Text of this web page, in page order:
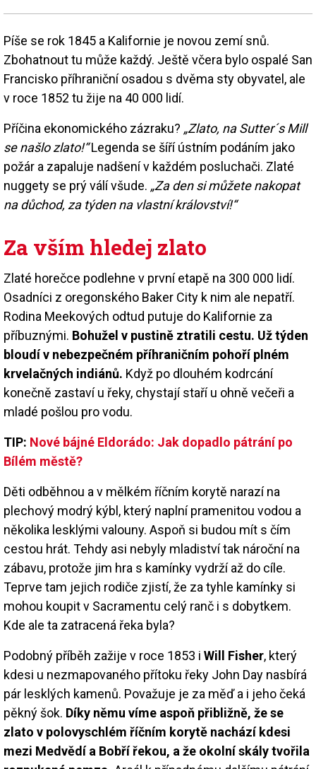
Píše se rok 1845 a Kalifornie je novou zemí snů.
Zbohatnout tu může každý. Ještě včera bylo ospalé San
Francisko příhraniční osadou s dvěma sty obyvatel, ale
v roce 1852 tu žije na 40 000 lidí.
Příčina ekonomického zázraku? „Zlato, na Sutter´s Mill
se našlo zlato!“Legenda se šíří ústním podáním jako
požár a zapaluje nadšení v každém posluchači. Zlaté
nuggety se prý válí všude. „Za den si můžete nakopat
na důchod, za týden na vlastní království!“
Za vším hledej zlato
Zlaté horečce podlehne v první etapě na 300 000 lidí.
Osadníci z oregonského Baker City k nim ale nepatří.
Rodina Meekových odtud putuje do Kalifornie za
příbuznými. Bohužel v pustině ztratili cestu. Už týden
bloudí v nebezpečném příhraničním pohoří plném
krvelačných indiánů. Když po dlouhém kodrcání
konečně zastaví u řeky, chystají staří u ohně večeři a
mladé pošlou pro vodu.
TIP: Nové bájné Eldorádo: Jak dopadlo pátrání po
Bílém městě?
Děti odběhnou a v mělkém říčním korytě narazí na
plechový modrý kýbl, který naplní pramenitou vodou a
několika lesklými valouny. Aspoň si budou mít s čím
cestou hrát. Tehdy asi nebyly mladiství tak nároční na
zábavu, protože jim hra s kamínky vydrží až do cíle.
Teprve tam jejich rodiče zjistí, že za tyhle kamínky si
mohou koupit v Sacramentu celý ranč i s dobytkem.
Kde ale ta zatracená řeka byla?
Podobný příběh zažije v roce 1853 i Will Fisher, který
kdesi u nezmapovaného přítoku řeky John Day nasbírá
pár lesklých kamenů. Považuje je za měď a i jeho čeká
pěkný šok. Díky němu víme aspoň přibližně, že se
zlato v polovyschlém říčním korytě nachází kdesi
mezi Medvědí a Bobří řekou, a že okolní skály tvořila